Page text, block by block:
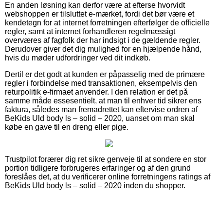
En anden løsning kan derfor være at efterse hvorvidt
webshoppen er tilsluttet e-mærket, fordi det bør være et
kendetegn for at internet forretningen efterfølger de officielle
regler, samt at internet forhandleren regelmæssigt
overværes af fagfolk der har indsigt i de gældende regler.
Derudover giver det dig mulighed for en hjælpende hånd,
hvis du møder udfordringer ved dit indkøb.
Dertil er det godt at kunden er påpasselig med de primære
regler i forbindelse med transaktionen, eksempelvis den
returpolitik e-firmaet anvender. I den relation er det på
samme måde essesentielt, at man til enhver tid sikrer ens
faktura, således man fremadrettet kan eftervise ordren af
BeKids Uld body ls – solid – 2020, uanset om man skal
købe en gave til en dreng eller pige.
Trustpilot forærer dig ret sikre genveje til at sondere en stor
portion tidligere forbrugeres erfaringer og af den grund
foreslåes det, at du verificerer online forretningens ratings af
BeKids Uld body ls – solid – 2020 inden du shopper.